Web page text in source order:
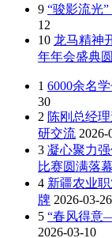
9 “骏影流光
12
10 龙马精神
年年会盛典
1 6000余名
30
2 陈刚总经
研交流 2026-
3 凝心聚力
比赛圆满落幕
4 新疆农业
牌 2026-03-26
5 “春风得意
2026-03-10